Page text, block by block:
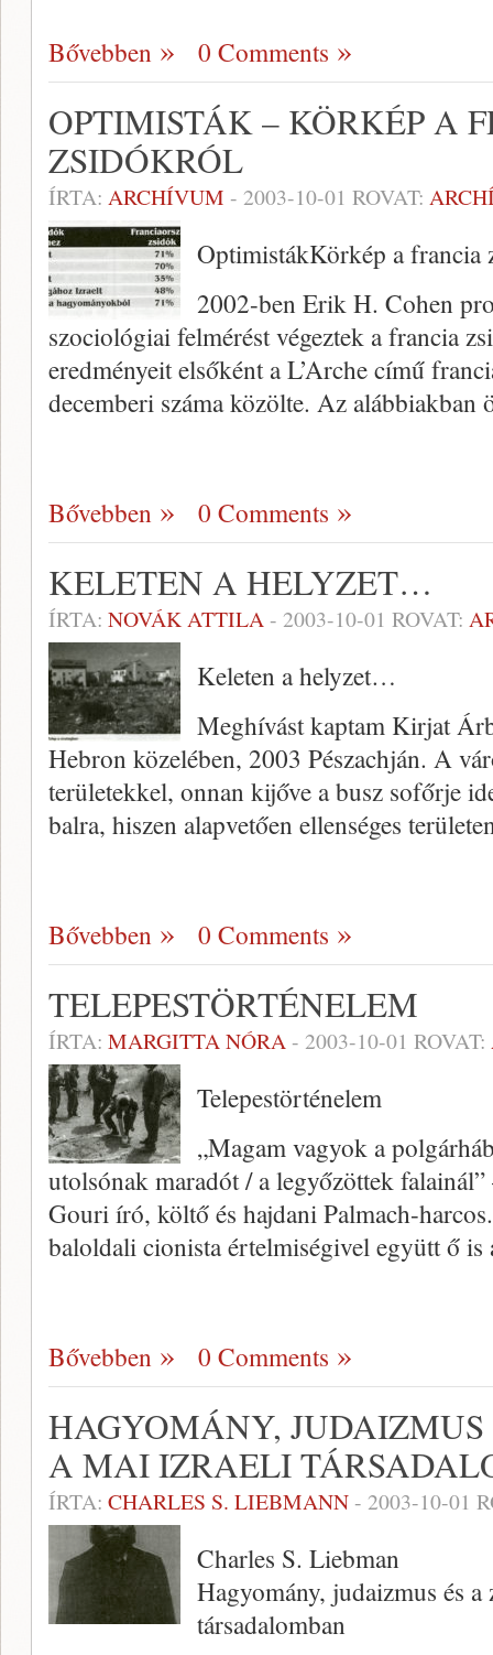
Bővebben 0 Comments
OPTIMISTÁK – KÖRKÉP A
ZSIDÓKRÓL
ÍRTA: ARCHÍVUM - 2003-10-01 ROVAT:
OptimistákKörkép a francia
2002-ben Erik H. Cohen
szociológiai felmérést végeztek a francia
eredményeit elsőként a L’Arche című
decemberi száma közölte. Az
Bővebben 0 Comments
KELETEN A HELYZET…
ÍRTA: NOVÁK ATTILA- 2003-10-01 ROVAT:
Keleten a helyzet…
Meghívást kaptam Kirjat
Hebron közelében, 2003 Pészachján. A
területekkel, onnan kijőve a busz sofőrje
balra, hiszen alapvetően ellenséges
Bővebben 0 Comments
TELEPESTÖRTÉNELEM
ÍRTA: MARGITTA NÓRA- 2003-10-01 ROVAT:
Telepestörténelem
„Magam vagyok a
utolsónak maradót / a legyőzöttek
Gouri író, költő és haj­dani Palmach-
baloldali cionista értelmi­ségivel együtt ő
Bővebben 0 Comments
HAGYOMÁNY,
A MAI IZRAELI
ÍRTA: CHARLES S. LIEBMANN- 2003-10-01
Charles S. Liebman
Hagyomány, judaizmus és
társadalomban